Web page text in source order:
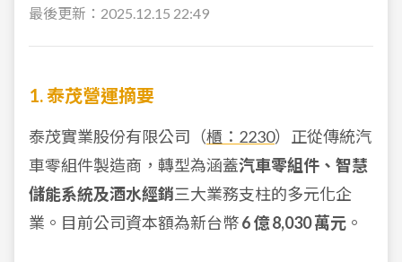
最後更新： 2025.12.15 22:49
1. 泰茂營運摘要
泰茂實業股份有限公司（櫃：2230）正從傳統汽
車零組件製造商，轉型為涵蓋汽車零組件、智慧
儲能系統及酒水經銷三大業務支柱的多元化企
業。目前公司資本額為新台幣6 億 8,030 萬元 。